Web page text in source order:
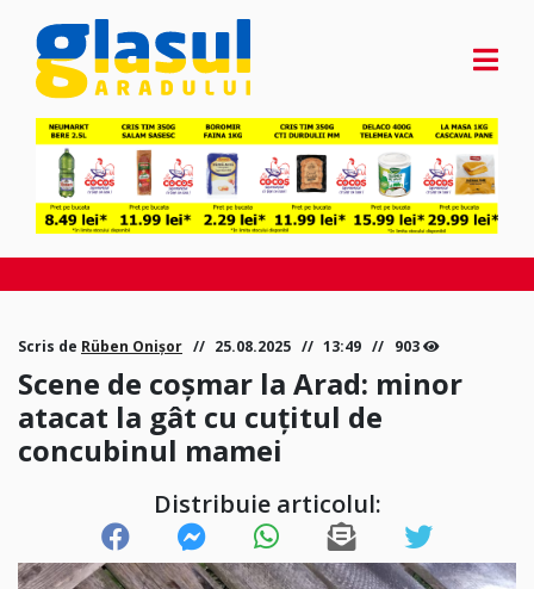
Scris de Rüben Onișor 25.08.2025 13:49 903
Scene de coșmar la Arad: minor
atacat la gât cu cuțitul de
concubinul mamei
Distribuie articolul: